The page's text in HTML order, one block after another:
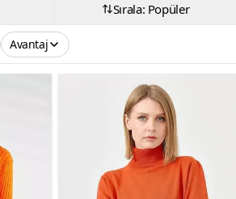
Sırala: Popüler
Avantaj